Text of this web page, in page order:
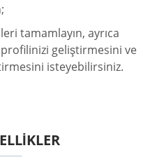
tamamlayın, ayrıca
profilinizi geliştirmesini ve
isteyebilirsiniz.